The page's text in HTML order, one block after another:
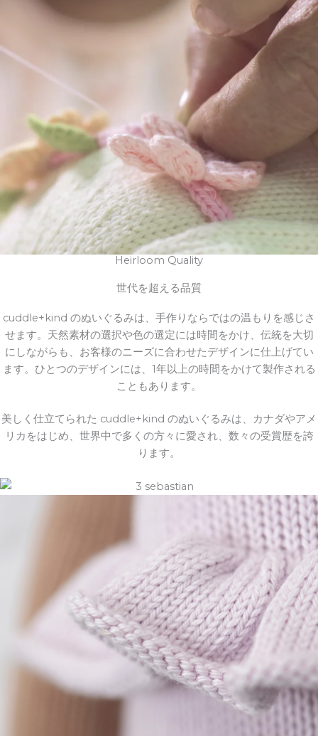
Heirloom Quality
世代を超える品質
cuddle+kind のぬいぐるみは、手作りならではの温もりを感じさ
せます。天然素材の選択や色の選定には時間をかけ、伝統を大切
にしながらも、お客様のニーズに合わせたデザインに仕上げてい
ます。ひとつのデザインには、1年以上の時間をかけて製作される
こともあります。
美しく仕立てられた cuddle+kind のぬいぐるみは、カナダやアメ
リカをはじめ、世界中で多くの方々に愛され、数々の受賞歴を誇
ります。